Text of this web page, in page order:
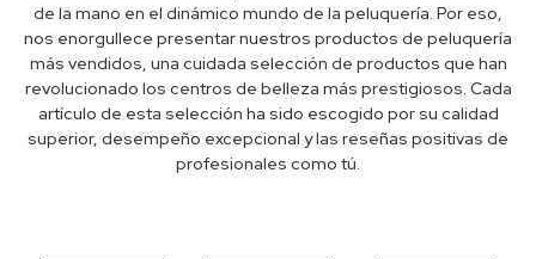
de la mano en el dinámico mundo de la peluquería. Por eso,
nos enorgullece presentar nuestros productos de peluquería
más vendidos, una cuidada selección de productos que han
revolucionado los centros de belleza más prestigiosos. Cada
artículo de esta selección ha sido escogido por su calidad
superior, desempeño excepcional y las reseñas positivas de
profesionales como tú.